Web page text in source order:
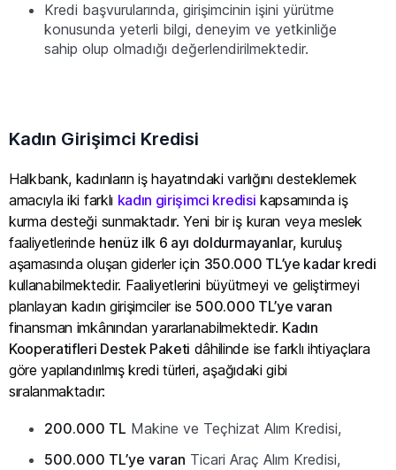
Kredi başvurularında, girişimcinin işini yürütme
konusunda yeterli bilgi, deneyim ve yetkinliğe
sahip olup olmadığı değerlendirilmektedir.
Kadın Girişimci Kredisi
Halkbank, kadınların iş hayatındaki varlığını desteklemek
amacıyla iki farklı kadın girişimci kredisi kapsamında iş
kurma desteği sunmaktadır. Yeni bir iş kuran veya meslek
faaliyetlerinde henüz ilk 6 ayı doldurmayanlar, kuruluş
aşamasında oluşan giderler için 350.000 TL’ye kadar kredi
kullanabilmektedir. Faaliyetlerini büyütmeyi ve geliştirmeyi
planlayan kadın girişimciler ise 500.000 TL’ye varan
finansman imkânından yararlanabilmektedir. Kadın
Kooperatifleri Destek Paketi dâhilinde ise farklı ihtiyaçlara
göre yapılandırılmış kredi türleri, aşağıdaki gibi
sıralanmaktadır:
200.000 TL Makine ve Teçhizat Alım Kredisi,
500.000 TL’ye varan Ticari Araç Alım Kredisi,